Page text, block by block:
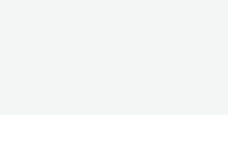
Nur sofern du die